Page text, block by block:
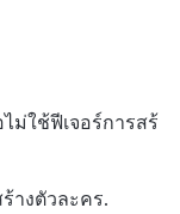
ม่ใช้ฟีเจอร์การสร้
างตัวละคร.